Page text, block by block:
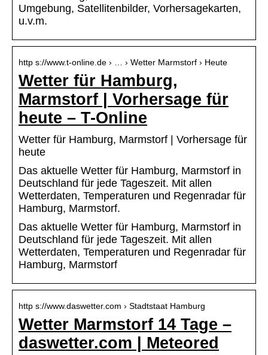
Umgebung, Satellitenbilder, Vorhersagekarten,
u.v.m.
http s://www.t-online.de › … › Wetter Marmstorf › Heute
Wetter für Hamburg,
Marmstorf | Vorhersage für
heute – T-Online
Wetter für Hamburg, Marmstorf | Vorhersage für
heute
Das aktuelle Wetter für Hamburg, Marmstorf in
Deutschland für jede Tageszeit. Mit allen
Wetterdaten, Temperaturen und Regenradar für
Hamburg, Marmstorf.
Das aktuelle Wetter für Hamburg, Marmstorf in
Deutschland für jede Tageszeit. Mit allen
Wetterdaten, Temperaturen und Regenradar für
Hamburg, Marmstorf
http s://www.daswetter.com › Stadtstaat Hamburg
Wetter Marmstorf 14 Tage –
daswetter.com | Meteored